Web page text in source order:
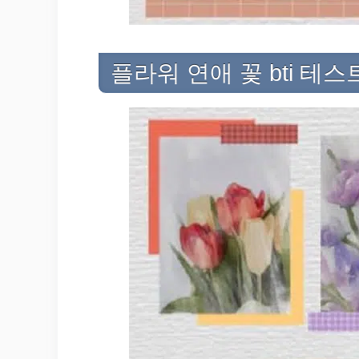
플라워 연애 꽃 bti 테스